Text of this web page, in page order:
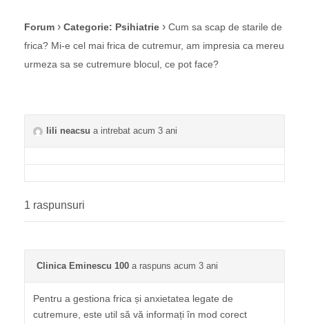
Forum › Categorie: Psihiatrie › Cum sa scap de starile de
frica? Mi-e cel mai frica de cutremur, am impresia ca mereu
urmeza sa se cutremure blocul, ce pot face?
lili neacsu a intrebat acum 3 ani
1 raspunsuri
Clinica Eminescu 100 a raspuns acum 3 ani
Pentru a gestiona frica și anxietatea legate de
cutremure, este util să vă informați în mod corect